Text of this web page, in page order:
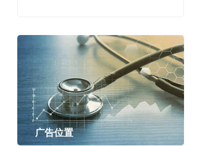
广告位置